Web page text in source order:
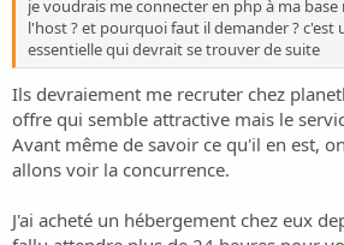
je voudrais me connecter en php à ma base
l'host ? et pourquoi faut il demander ? c'est
essentielle qui devrait se trouver de suite
Ils devraiement me recruter chez
offre qui semble attractive mais le
Avant même de savoir ce qu'il en est,
allons voir la concurrence.
J'ai acheté un hébergement chez eux